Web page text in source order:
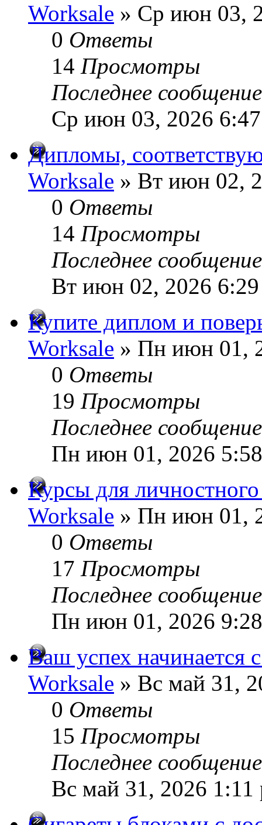
Worksale » Ср июн 03,
0 Ответы
14 Просмотры
Последнее
Ср июн 03, 2026
Дипломы,
Worksale » Вт июн 02,
0 Ответы
14 Просмотры
Последнее
Вт июн 02, 2026
Купите диплом и
Worksale » Пн июн 01,
0 Ответы
19 Просмотры
Последнее
Пн июн 01, 2026
Курсы для
Worksale » Пн июн 01,
0 Ответы
17 Просмотры
Последнее
Пн июн 01, 2026
Ваш успех начинается
Worksale » Вс май 31,
0 Ответы
15 Просмотры
Последнее
Вс май 31, 2026 1:11